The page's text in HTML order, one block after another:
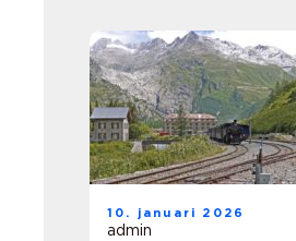
10. januari 2026
admin